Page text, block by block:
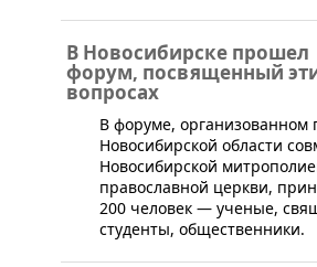
В Новосибирске прошел
форум, посвященный
вопросах
В форуме, организованном
Новосибирской области
Новосибирской
православной церкви,
200 человек — ученые,
студенты, общественники.